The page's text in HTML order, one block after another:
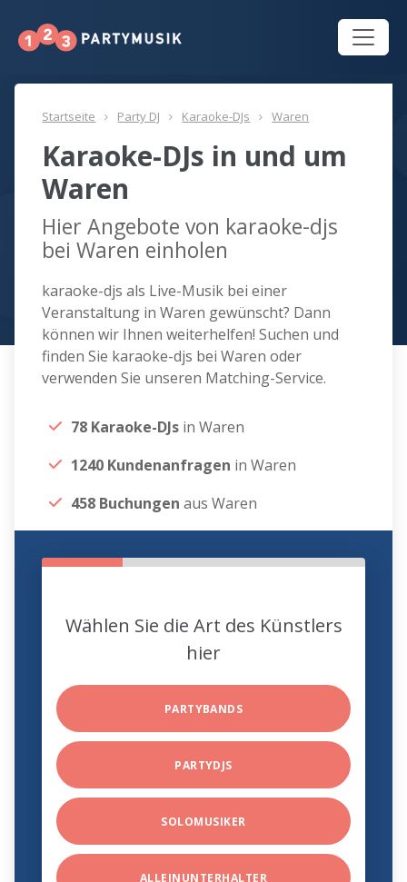
Startseite Party DJ Karaoke-DJs Waren
Karaoke-DJs in und um
Waren
Hier Angebote von karaoke-djs
bei Waren einholen
karaoke-djs als Live-Musik bei einer
Veranstaltung in Waren gewünscht? Dann
können wir Ihnen weiterhelfen! Suchen und
finden Sie karaoke-djs bei Waren oder
verwenden Sie unseren Matching-Service.
78 Karaoke-DJs in Waren
1240 Kundenanfragen in Waren
458 Buchungen aus Waren
Wählen Sie die Art des Künstlers
hier
PARTYBANDS
PARTYDJS
SOLOMUSIKER
ALLEINUNTERHALTER